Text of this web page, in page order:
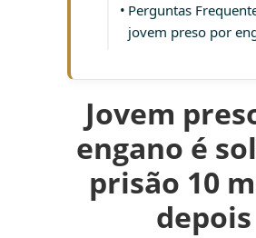
Perguntas
jovem preso por
Jovem
engano é
prisão 10
depois